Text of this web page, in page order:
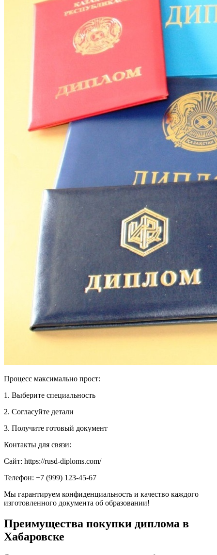
Процесс максимально прост:
1. Выберите специальность
2. Согласуйте детали
3. Получите готовый документ
Контакты для связи:
Сайт: https://rusd-diploms.com/
Телефон: +7 (999) 123-45-67
Мы гарантируем конфиденциальность и качество каждого
изготовленного документа об образовании!
Преимущества покупки диплома в
Хабаровске